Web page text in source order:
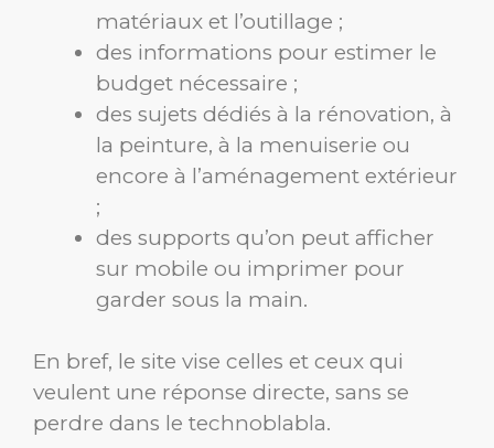
matériaux et l’outillage ;
des informations pour estimer le
budget nécessaire ;
des sujets dédiés à la rénovation, à
la peinture, à la menuiserie ou
encore à l’aménagement extérieur
;
des supports qu’on peut afficher
sur mobile ou imprimer pour
garder sous la main.
En bref, le site vise celles et ceux qui
veulent une réponse directe, sans se
perdre dans le technoblabla.